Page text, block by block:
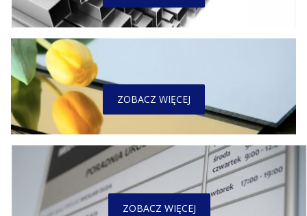
ZOBACZ WIĘCEJ
ZOBACZ WIĘCEJ